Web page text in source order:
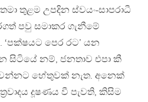
තුළම උපදින ස්වයං-සාපරාධී
පවු සමාකර ගැනීමේ
‘පක්ෂයට පෙර රට’ යන
සිටියේ නම්, ජනතාව එපා කී
හේතුවක් නැත. අනෙක්
දූෂණය වී පැවති, කිසිම